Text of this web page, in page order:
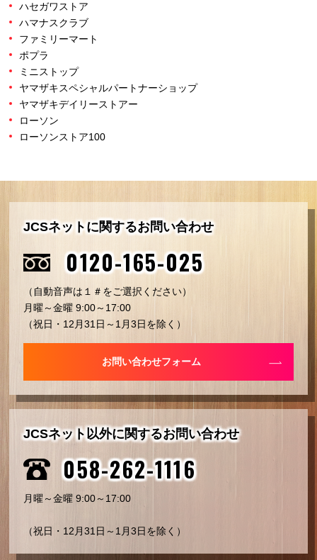
ハセガワストア
ハマナスクラブ
ファミリーマート
ポプラ
ミニストップ
ヤマザキスペシャルパートナーショップ
ヤマザキデイリーストアー
ローソン
ローソンストア100
JCSネットに関するお問い合わせ
0120-165-025
（自動音声は１＃をご選択ください）
月曜～金曜 9:00～17:00
（祝日・12月31日～1月3日を除く）
お問い合わせフォーム
JCSネット以外に関するお問い合わせ
058-262-1116
月曜～金曜 9:00～17:00
（祝日・12月31日～1月3日を除く）